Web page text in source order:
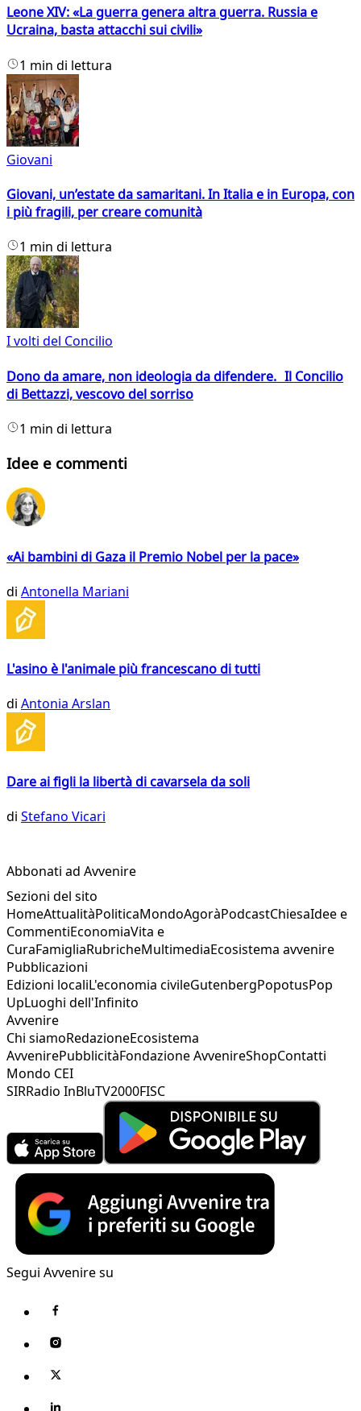
Leone XIV: «La guerra genera altra guerra. Russia e
Ucraina, basta attacchi sui civili»
1 min di lettura
Giovani
Giovani, un’estate da samaritani. In Italia e in Europa, con
i più fragili, per creare comunità
1 min di lettura
I volti del Concilio
Dono da amare, non ideologia da difendere. Il Concilio
di Bettazzi, vescovo del sorriso
1 min di lettura
Idee e commenti
«Ai bambini di Gaza il Premio Nobel per la pace»
di Antonella Mariani
L'asino è l'animale più francescano di tutti
di Antonia Arslan
Dare ai figli la libertà di cavarsela da soli
di Stefano Vicari
Abbonati ad Avvenire
Sezioni del sito
HomeAttualitàPoliticaMondoAgoràPodcastChiesaIdee e
CommentiEconomiaVita e
CuraFamigliaRubricheMultimediaEcosistema avvenire
Pubblicazioni
Edizioni localiL'economia civileGutenbergPopotusPop
UpLuoghi dell'Infinito
Avvenire
Chi siamoRedazioneEcosistema
AvvenirePubblicitàFondazione AvvenireShopContatti
Mondo CEI
SIRRadio InBluTV2000FISC
Segui Avvenire su